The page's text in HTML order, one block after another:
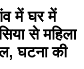
में घर में
से महिला
घटना की